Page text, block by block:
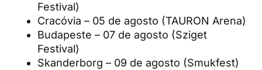
Festival)
Cracóvia – 05 de agosto (TAURON Arena)
Budapeste – 07 de agosto (Sziget
Festival)
Skanderborg – 09 de agosto (Smukfest)